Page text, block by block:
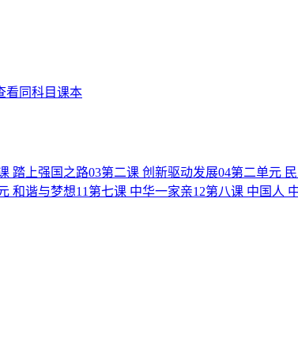
看同科目课本
踏上强国之路03第二课 创新驱动发展04第二单元
和谐与梦想11 第七课 中华一家亲12第八课 中国人